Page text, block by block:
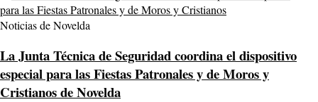
Noticias de Novelda
La Junta Técnica de Seguridad coordina el dispositivo
especial para las Fiestas Patronales y de Moros y
Cristianos de Novelda